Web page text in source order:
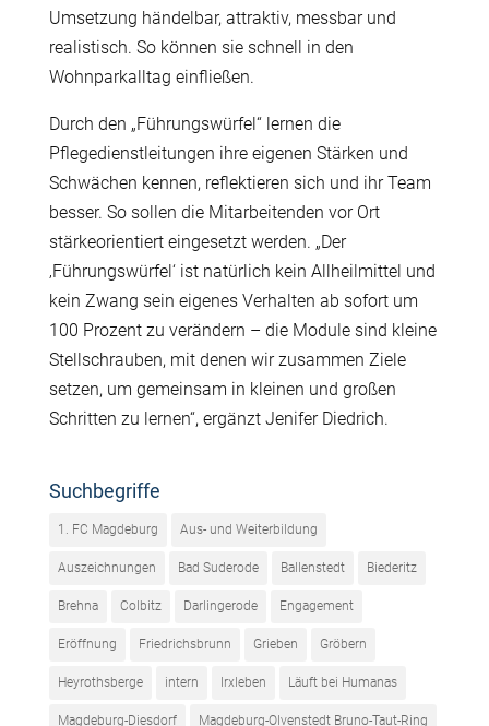
Umsetzung händelbar, attraktiv, messbar und
realistisch. So können sie schnell in den
Wohnparkalltag einfließen.
Durch den „Führungswürfel“ lernen die
Pflegedienstleitungen ihre eigenen Stärken und
Schwächen kennen, reflektieren sich und ihr Team
besser. So sollen die Mitarbeitenden vor Ort
stärkeorientiert eingesetzt werden. „Der
‚Führungswürfel‘ ist natürlich kein Allheilmittel und
kein Zwang sein eigenes Verhalten ab sofort um
100 Prozent zu verändern – die Module sind kleine
Stellschrauben, mit denen wir zusammen Ziele
setzen, um gemeinsam in kleinen und großen
Schritten zu lernen“, ergänzt Jenifer Diedrich.
Suchbegriffe
1. FC Magdeburg Aus- und Weiterbildung
Auszeichnungen Bad Suderode Ballenstedt Biederitz
Brehna Colbitz Darlingerode Engagement
Eröffnung Friedrichsbrunn Grieben Gröbern
Heyrothsberge intern Irxleben Läuft bei Humanas
Magdeburg-Diesdorf Magdeburg-Olvenstedt Bruno-Taut-Ring